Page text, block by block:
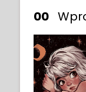
00